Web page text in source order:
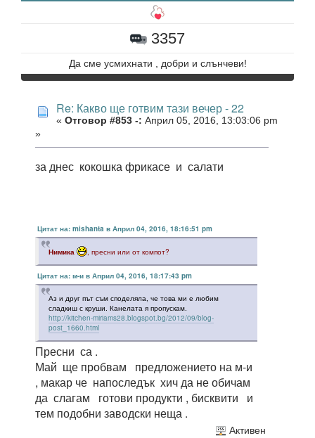
3357
Да сме усмихнати , добри и слънчеви!
Re: Какво ще готвим тази вечер - 22
« Отговор #853 -: Април 05, 2016, 13:03:06 pm
»
за днес кокошка фрикасе и салати
Цитат на: mishanta в Април 04, 2016, 18:16:51 pm
Нимика , пресни или от компот?
Цитат на: м-и в Април 04, 2016, 18:17:43 pm
Аз и друг път съм споделяла, че това ми е любим
сладкиш с круши. Канелата я пропускам.
http://kitchen-miriams28.blogspot.bg/2012/09/blog-
post_1660.html
Пресни са .
Май ще пробвам предложението на м-и
, макар че напоследък хич да не обичам
да слагам готови продукти , бисквити и
тем подобни заводски неща .
Активен